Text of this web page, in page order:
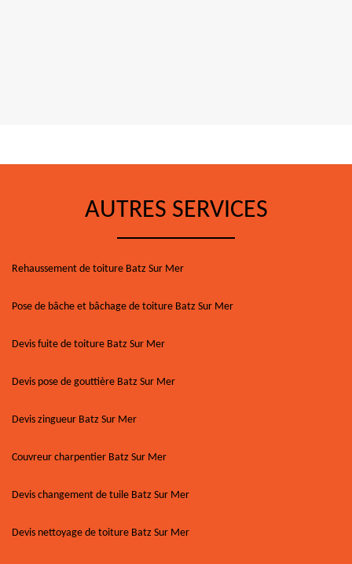
AUTRES SERVICES
Rehaussement de toiture Batz Sur Mer
Pose de bâche et bâchage de toiture Batz Sur Mer
Devis fuite de toiture Batz Sur Mer
Devis pose de gouttière Batz Sur Mer
Devis zingueur Batz Sur Mer
Couvreur charpentier Batz Sur Mer
Devis changement de tuile Batz Sur Mer
Devis nettoyage de toiture Batz Sur Mer